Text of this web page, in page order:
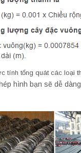
tính tổng quát các loại
hình bạn sẽ dễ